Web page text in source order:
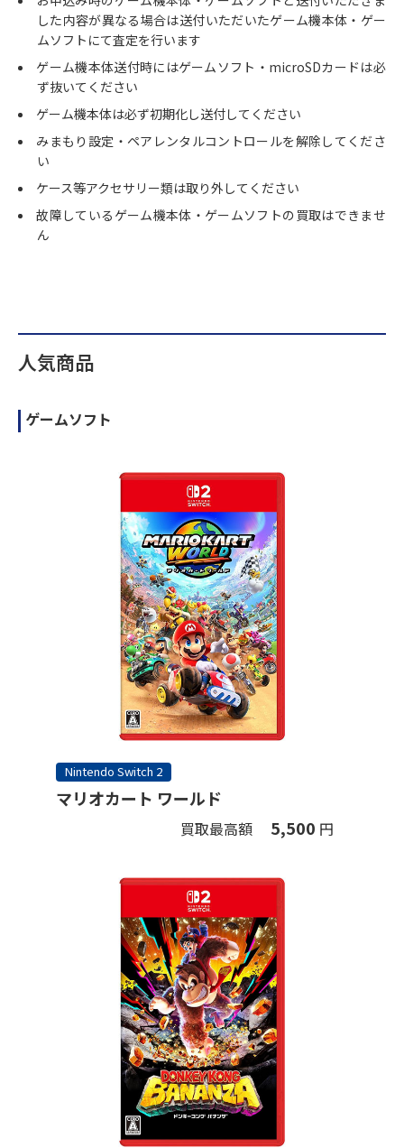
した内容が異なる場合は送付いただいたゲーム機本体・ゲー
ムソフトにて査定を行います
ゲーム機本体送付時にはゲームソフト・microSDカードは必
ず抜いてください
ゲーム機本体は必ず初期化し送付してください
みまもり設定・ペアレンタルコントロールを解除してくださ
い
ケース等アクセサリー類は取り外してください
故障しているゲーム機本体・ゲームソフトの買取はできませ
ん
人気商品
ゲームソフト
Nintendo Switch 2
マリオカート ワールド
買取最高額 5,500 円